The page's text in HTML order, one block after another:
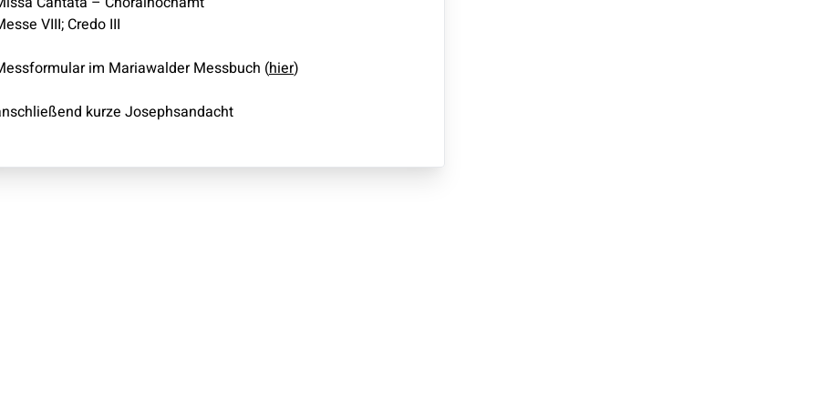
VIII; Credo III
im Mariawalder Messbuch (hier)
kurze Josephsandacht